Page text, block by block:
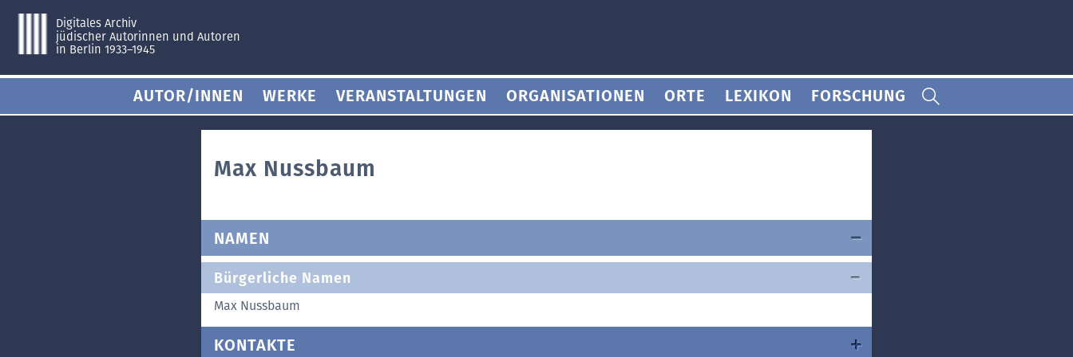
Digitales Archiv
jüdischer Autorinnen und Autoren
in Berlin 1933–1945
AUTOR/INNEN WERKE VERANSTALTUNGEN ORGANISATIONEN ORTE LEXIKON FORSCHUNG
Max Nussbaum
NAMEN
Bürgerliche Namen
Max Nussbaum
KONTAKTE